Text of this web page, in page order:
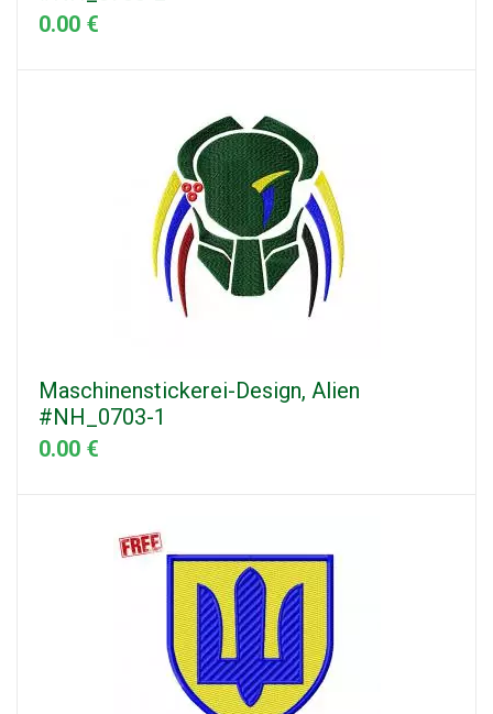
0.00 €
Maschinenstickerei-Design, Alien
#NH_0703-1
0.00 €